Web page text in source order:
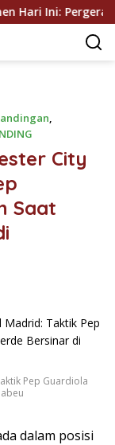
Ini: Pergerakan
,
City
Saat
Pep Guardiola
dalam posisi